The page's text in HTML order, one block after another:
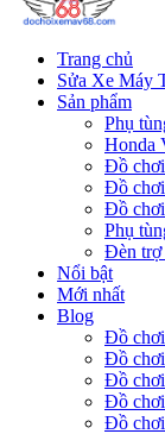
Trang chủ
Sửa Xe Máy
Sản phẩm
Phụ
Honda
Đồ
Đồ
Đồ
Phụ
Đèn trợ
Nổi bật
Mới nhất
Blog
Đồ
Đồ
Đồ
Đồ
Đồ